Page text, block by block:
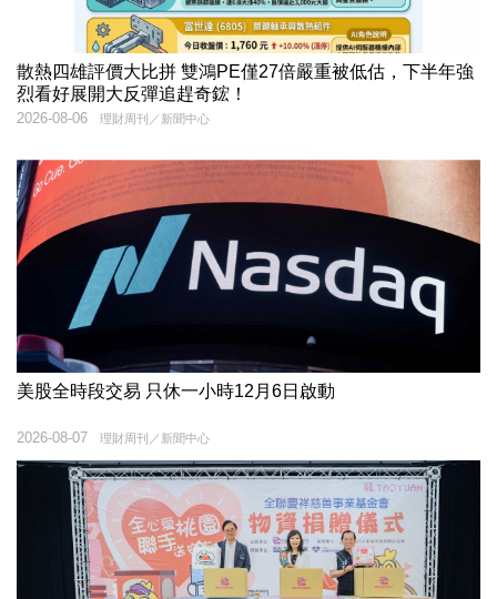
散熱四雄評價大比拼 雙鴻PE僅27倍嚴重被低估，下半年強
烈看好展開大反彈追趕奇鋐！
理財周刊／新聞中心
2026-08-06
美股全時段交易 只休一小時12月6日啟動
理財周刊／新聞中心
2026-08-07